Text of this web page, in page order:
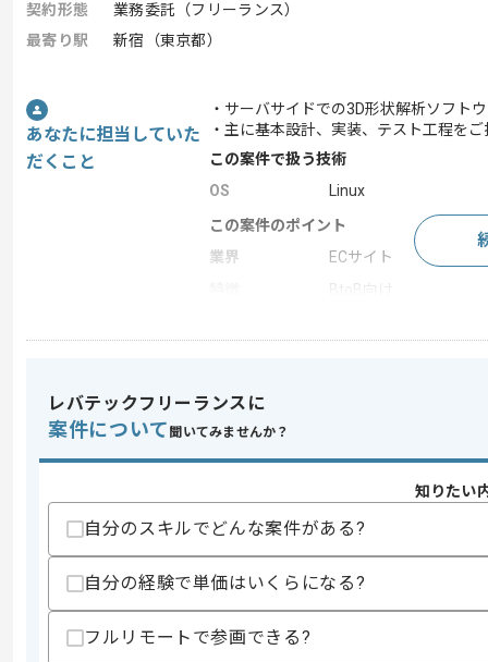
契約形態
業務委託（フリーランス）
最寄り駅
新宿（東京都）
あなたに担当していた
だくこと
・サーバサイドでの3D形状解析ソフト
・主に基本設計、実装、テスト工程を
この案件で扱う技術
OS
Linux
この案件のポイント
業界
ECサイト
BtoB向け
スキル
・C++を用いたソフトウェア開発経験3
・Linux、Shell環境での開発経験
歓迎スキル
・数学的素養（座標など）に関する知見
スキルに不安がある方へ
上記に似た経験やスキルをお持ちであれば申
精算条件
レバテックフリーランスに
案件について 聞いてみませんか？
知りたい
自分のスキルでどんな案件がある?
自分の経験で単価はいくらになる?
フルリモートで参画できる?